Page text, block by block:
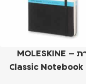
מחברת – MOLESKINE
Classic Notebook